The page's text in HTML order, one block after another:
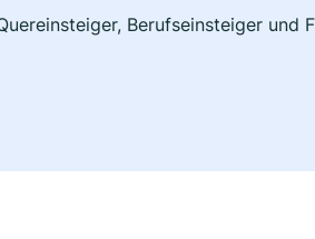
Berufseinsteiger